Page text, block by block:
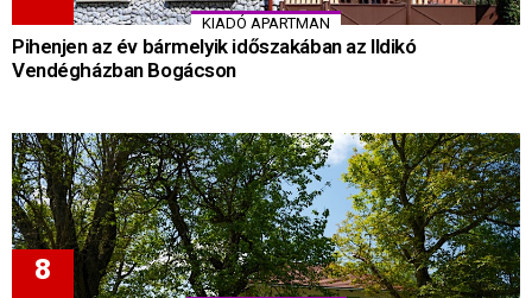
KIADÓ APARTMAN
Pihenjen az év bármelyik időszakában az Ildikó
Vendégházban Bogácson